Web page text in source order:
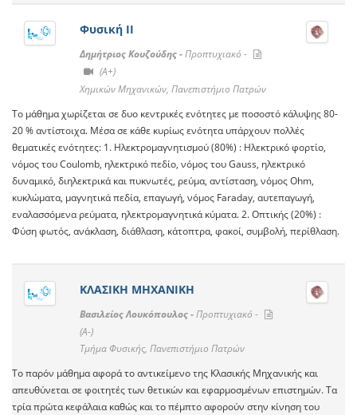
Φυσική ΙΙ
Δημήτριος Κουζούδης -Προπτυχιακό -
(A+)
Χημικών Μηχανικών, Πανεπιστήμιο Πατρών
Το μάθημα χωρίζεται σε δυο κεντρικές ενότητες με ποσοστό κάλυψης 80-
20 % αντίστοιχα. Μέσα σε κάθε κυρίως ενότητα υπάρχουν πολλές
θεματικές ενότητες: 1. Ηλεκτρομαγνητισμού (80%) : Ηλεκτρικό φορτίο,
νόμος του Coulomb, ηλεκτρικό πεδίο, νόμος του Gauss, ηλεκτρικό
δυναμικό, διηλεκτρικά και πυκνωτές, ρεύμα, αντίσταση, νόμος Ohm,
κυκλώματα, μαγνητικά πεδία, επαγωγή, νόμος Faraday, αυτεπαγωγή,
εναλασσόμενα ρεύματα, ηλεκτρομαγνητικά κύματα. 2. Οπτικής (20%) :
Φύση φωτός, ανάκλαση, διάθλαση, κάτοπτρα, φακοί, συμβολή, περίθλαση.
ΚΛΑΣΙΚΗ ΜΗΧΑΝΙΚΗ
Βασιλείος Λουκόπουλος -Προπτυχιακό -
(A-)
Τμήμα Φυσικής, Πανεπιστήμιο Πατρών
Το παρόν μάθημα αφορά το αντικείμενο της Κλασικής Μηχανικής και
απευθύνεται σε φοιτητές των θετικών και εφαρμοσμένων επιστημών. Τα
τρία πρώτα κεφάλαια καθώς και το πέμπτο αφορούν στην κίνηση του